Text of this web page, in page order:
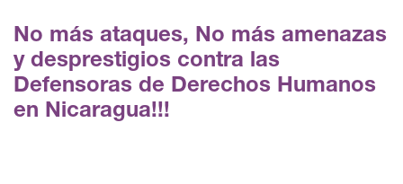
No más ataques, No más amenazas
y desprestigios contra las
Defensoras de Derechos Humanos
en Nicaragua!!!